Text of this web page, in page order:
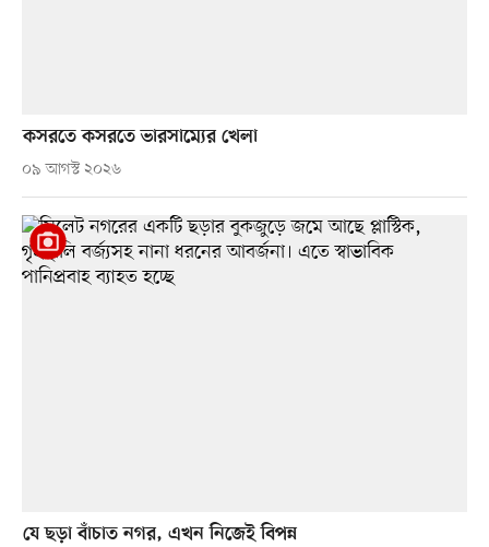
কসরতে কসরতে ভারসাম্যের খেলা
০৯ আগস্ট ২০২৬
যে ছড়া বাঁচাত নগর, এখন নিজেই বিপন্ন